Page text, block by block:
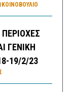
ΓΕΝΙΚΗ
19/2/23